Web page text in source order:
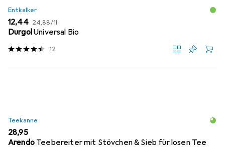
Entkalker
EUR
12,44 EUR
24,88/1l
DurgolUniversal Bio
12
Teekanne
EUR
28,95
Arendo Teebereiter mit Stövchen & Sieb für losen Tee